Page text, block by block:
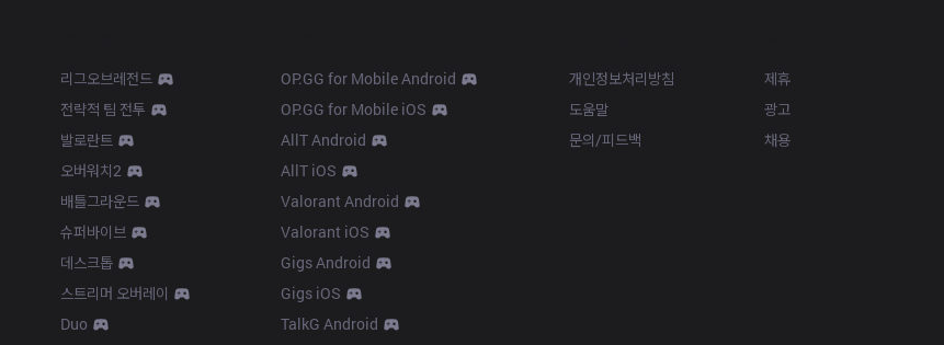
리그오브레전드
전략적 팀 전투
발로란트
오버워치2
배틀그라운드
슈퍼바이브
데스크톱
스트리머 오버레이
Duo
OP.GG for Mobile Android
OP.GG for Mobile iOS
AllT Android
AllT iOS
Valorant Android
Valorant iOS
Gigs Android
Gigs iOS
TalkG Android
개인정보처리방침
도움말
문의/피드백
제휴
광고
채용